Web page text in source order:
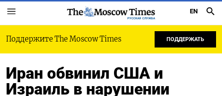
РУССКАЯ СЛУЖБА
EN
Поддержите The Moscow Times ПОДДЕРЖАТЬ
Иран обвинил США и
Израиль в нарушении